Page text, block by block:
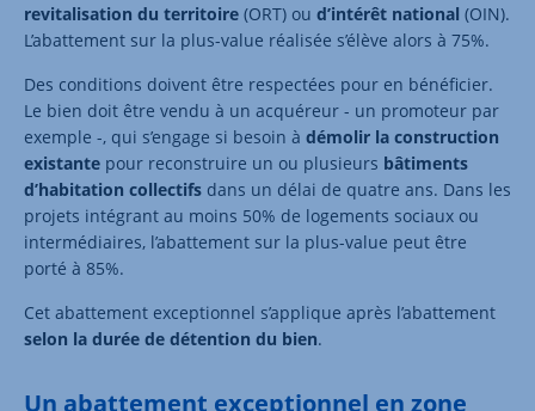
revitalisation du territoire (ORT) ou d’intérêt national (OIN).
L’abattement sur la plus-value réalisée s’élève alors à 75%.
Des conditions doivent être respectées pour en bénéficier.
Le bien doit être vendu à un acquéreur - un promoteur par
exemple -, qui s’engage si besoin à démolir la construction
existante pour reconstruire un ou plusieurs bâtiments
d’habitation collectifs dans un délai de quatre ans. Dans les
projets intégrant au moins 50% de logements sociaux ou
intermédiaires, l’abattement sur la plus-value peut être
porté à 85%.
Cet abattement exceptionnel s’applique après l’abattement
selon la durée de détention du bien.
Un abattement exceptionnel en zone